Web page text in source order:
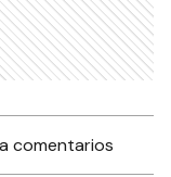
comentarios